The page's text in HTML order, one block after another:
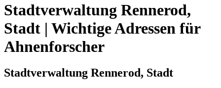
Stadtverwaltung Rennerod,
Stadt | Wichtige Adressen für
Ahnenforscher
Stadtverwaltung Rennerod, Stadt